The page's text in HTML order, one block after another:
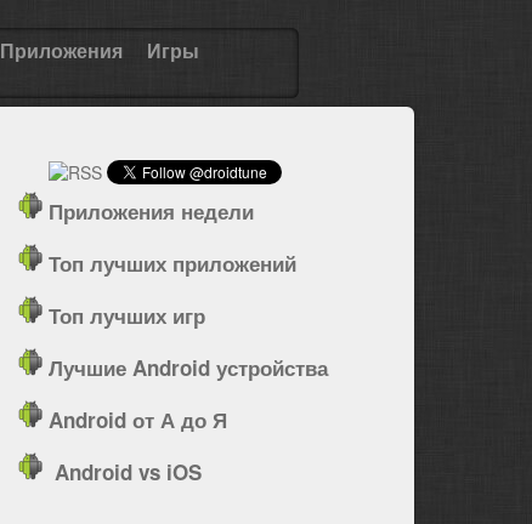
Приложения Игры
Приложения недели
Топ лучших приложений
Топ лучших игр
Лучшие Android устройства
Android от А до Я
Android vs iOS